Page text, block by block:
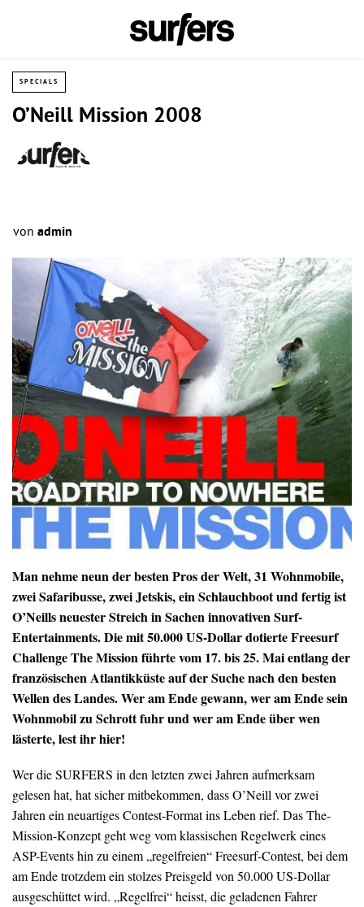
SPECIALS
O’Neill Mission 2008
von admin
Man nehme neun der besten Pros der Welt, 31 Wohnmobile,
zwei Safaribusse, zwei Jetskis, ein Schlauchboot und fertig ist
O’Neills neuester Streich in Sachen innovativen Surf-
Entertainments. Die mit 50.000 US-Dollar dotierte Freesurf
Challenge The Mission führte vom 17. bis 25. Mai entlang der
französischen Atlantikküste auf der Suche nach den besten
Wellen des Landes. Wer am Ende gewann, wer am Ende sein
Wohnmobil zu Schrott fuhr und wer am Ende über wen
lästerte, lest ihr hier!
Wer die SURFERS in den letzten zwei Jahren aufmerksam
gelesen hat, hat sicher mitbekommen, dass O’Neill vor zwei
Jahren ein neuartiges Contest-Format ins Leben rief. Das The-
Mission-Konzept geht weg vom klassischen Regelwerk eines
ASP-Events hin zu einem „regelfreien“ Freesurf-Contest, bei dem
am Ende trotzdem ein stolzes Preisgeld von 50.000 US-Dollar
ausgeschüttet wird. „Regelfrei“ heisst, die geladenen Fahrer